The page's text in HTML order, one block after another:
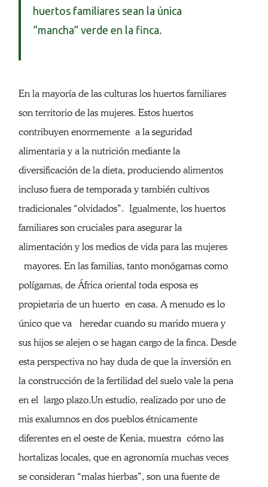
huertos familiares sean la única
“mancha” verde en la finca.
En la mayoría de las culturas los huertos familiares
son territorio de las mujeres. Estos huertos
contribuyen enormemente a la seguridad
alimentaria y a la nutrición mediante la
diversificación de la dieta, produciendo alimentos
incluso fuera de temporada y también cultivos
tradicionales “olvidados”. Igualmente, los huertos
familiares son cruciales para asegurar la
alimentación y los medios de vida para las mujeres
mayores. En las familias, tanto monógamas como
polígamas, de África oriental toda esposa es
propietaria de un huerto en casa. A menudo es lo
único que va heredar cuando su marido muera y
sus hijos se alejen o se hagan cargo de la finca. Desde
esta perspectiva no hay duda de que la inversión en
la construcción de la fertilidad del suelo vale la pena
en el largo plazo.Un estudio, realizado por uno de
mis exalumnos en dos pueblos étnicamente
diferentes en el oeste de Kenia, muestra cómo las
hortalizas locales, que en agronomía muchas veces
se consideran “malas hierbas”, son una fuente de